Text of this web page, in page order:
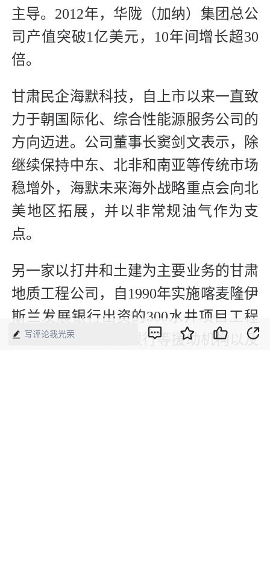
主导。2012年，华陇（加纳）集团总公
司产值突破1亿美元，10年间增长超30
倍。
甘肃民企海默科技，自上市以来一直致
力于朝国际化、综合性能源服务公司的
方向迈进。公司董事长窦剑文表示，除
继续保持中东、北非和南亚等传统市场
稳增外，海默未来海外战略重点会向北
美地区拓展，并以非常规油气作为支
点。
另一家以打井和土建为主要业务的甘肃
地质工程公司，自1990年实施喀麦隆伊
斯兰发展银行出资的300水井项目工程
以来，承担由世界银行等援助机构以及
写评论我光荣